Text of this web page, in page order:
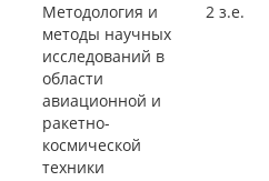
Методология и
методы научных
исследований в
области
авиационной и
ракетно-
космической
техники
2 з.е.